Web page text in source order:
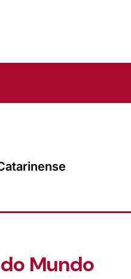
Mundo